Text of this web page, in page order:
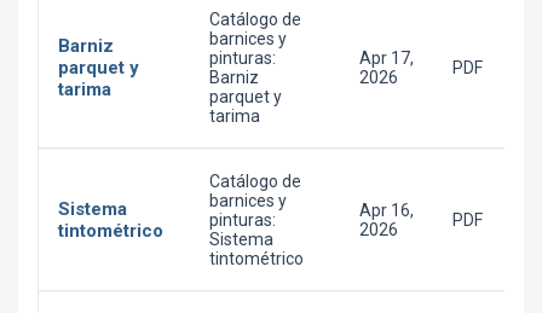
Barniz
parquet y
tarima
Catálogo de
barnices y
pinturas:
Barniz
parquet y
tarima
Apr 17,
2026
PDF
Sistema
tintométrico
Catálogo de
barnices y
pinturas:
Sistema
tintométrico
Apr 16,
2026
PDF